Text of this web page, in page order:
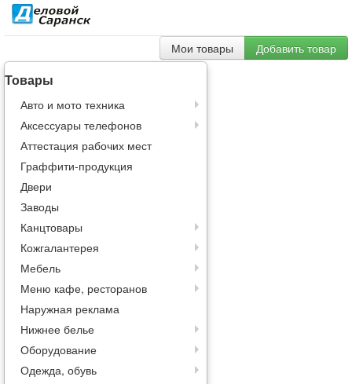
Мои товары Добавить товар
Товары
Авто и мото техника
Аксессуары телефонов
Аттестация рабочих мест
Граффити-продукция
Двери
Заводы
Канцтовары
Кожгалантерея
Мебель
Меню кафе, ресторанов
Наружная реклама
Нижнее белье
Оборудование
Одежда, обувь